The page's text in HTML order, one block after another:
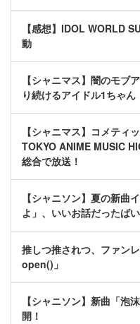
【感想】IDOL WORLD
動
【シャニマス】闇のモブ
り続けるアイドル1ちゃん
【シャニマス】コメティ
TOKYO ANIME MUSIC
総合で放送！
【シャニソン】夏の新曲
よ」、いいお話だったば
推しつ推されつ、ファン
open()」
【シャニソン】新曲「泡
開！